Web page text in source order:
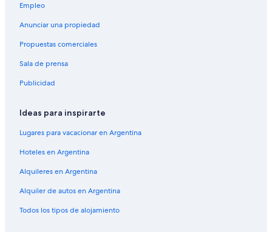
r
l
a
p
g
n
d
e
B
l
H
i
A
p
Empleo
Anunciar una propiedad
Propuestas comerciales
Sala de prensa
Publicidad
Ideas para inspirarte
Lugares para vacacionar en Argentina
Hoteles en Argentina
Alquileres en Argentina
Alquiler de autos en Argentina
Todos los tipos de alojamiento